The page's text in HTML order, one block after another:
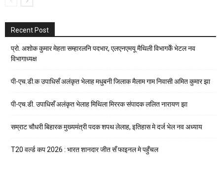
Recent Post
प्रो. अशोक कुमार मेहता सम्हारलनि पदभार, एलएनएमयू मैथिली विभागकेँ भेटल नव
विभागाध्यक्ष
पी-एच.डी.क उपाधिसँ अलंकृत भेलाह मधुबनी जिलाक मैलाम गाम निवासी अमित कुमार झा
पी-एच.डी. उपाधिसँ अलंकृत भेलाह मिथिला मिररक संपादक ललित नारायण झा
सम्राट चौधरी बिहारक मुख्यमंत्री पदक शपथ लेलाह, इतिहास मे दर्ज भेल नव अध्याय
T20 वर्ल्ड कप 2026 : भारत शानदार जीत सँ फाइनल मे पहुँचल